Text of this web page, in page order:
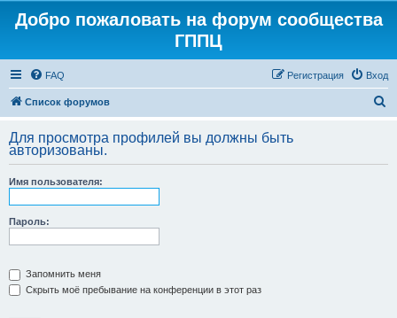
Добро пожаловать на форум сообщества
ГППЦ
FAQ Вход
Регистрация
Список форумов
с
Для просмотра профилей вы должны быть
авторизованы.
Имя пользователя:
Пароль:
Запомнить меня
Скрыть моё пребывание на конференции в этот раз